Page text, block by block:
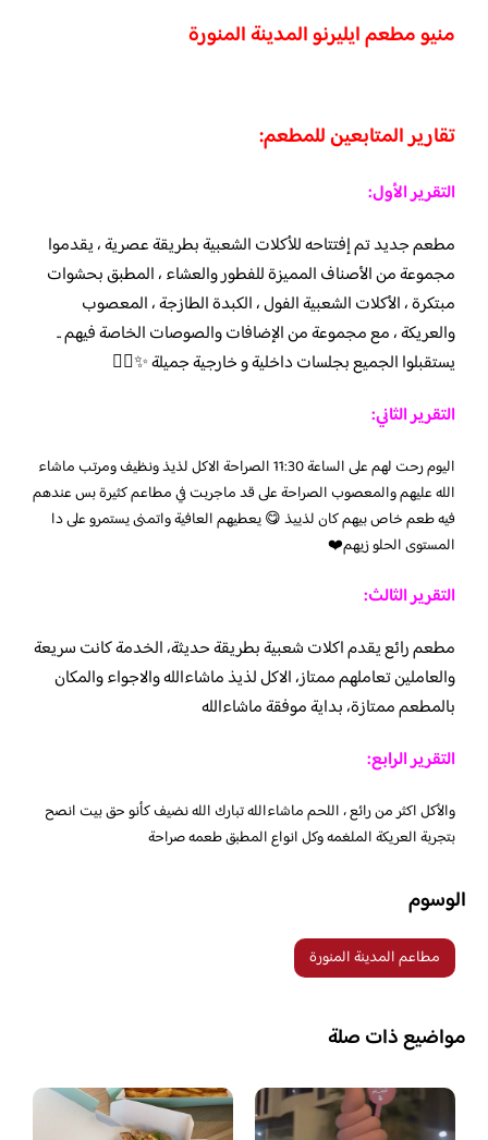
منيو مطعم ايليرنو المدينة المنورة
تقارير المتابعين للمطعم:
التقرير الأول:
مطعم جديد تم إفتتاحه للأكلات الشعبية بطريقة عصرية ، يقدموا
مجموعة من الأصناف المميزة للفطور والعشاء ، المطبق بحشوات
مبتكرة ، الأكلات الشعبية الفول ، الكبدة الطازجة ، المعصوب
والعريكة ، مع مجموعة من الإضافات والصوصات الخاصة فيهم ..
يستقبلوا الجميع بجلسات داخلية و خارجية جميلة ✨👌🏼
التقرير الثاني:
اليوم رحت لهم على الساعة 11:30 الصراحة الاكل لذيذ ونظيف ومرتب ماشاء
الله عليهم والمعصوب الصراحة على قد ماجربت في مطاعم كثيرة بس عندهم
فيه طعم خاص بيهم كان لذييذ 😋 يعطيهم العافية واتمنى يستمرو على دا
المستوى الحلو زيهم❤️
التقرير الثالث:
مطعم رائع يقدم اكلات شعبية بطريقة حديثة، الخدمة كانت سريعة
والعاملين تعاملهم ممتاز، الاكل لذيذ ماشاءالله والاجواء والمكان
بالمطعم ممتازة، بداية موفقة ماشاءالله
التقرير الرابع:
والأكل اكثر من رائع ، اللحم ماشاءالله تبارك الله نضيف كأنو حق بيت انصح
بتجربة العريكة الملغمه وكل انواع المطبق طعمه صراحة
الوسوم
مطاعم المدينة المنورة
مواضيع ذات صلة